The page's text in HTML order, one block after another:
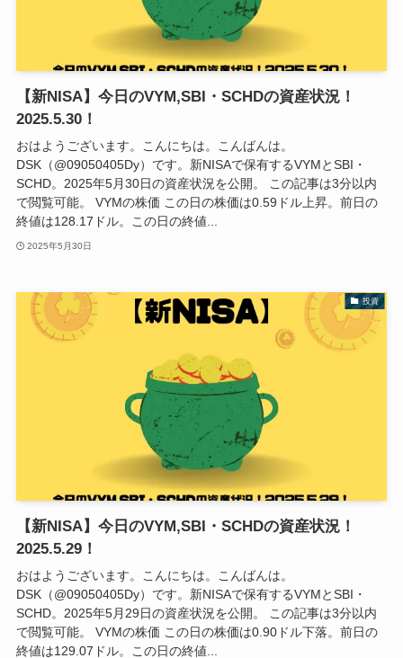
【新NISA】今日のVYM,SBI・SCHDの資産状況！
2025.5.30！
おはようございます。こんにちは。こんばんは。
DSK（@09050405Dy）です。新NISAで保有するVYMとSBI・
SCHD。2025年5月30日の資産状況を公開。 この記事は3分以内
で閲覧可能。 VYMの株価 この日の株価は0.59ドル上昇。前日の
終値は128.17ドル。この日の終値...
2025年5月30日
投資
【新NISA】今日のVYM,SBI・SCHDの資産状況！
2025.5.29！
おはようございます。こんにちは。こんばんは。
DSK（@09050405Dy）です。新NISAで保有するVYMとSBI・
SCHD。2025年5月29日の資産状況を公開。 この記事は3分以内
で閲覧可能。 VYMの株価 この日の株価は0.90ドル下落。前日の
終値は129.07ドル。この日の終値...